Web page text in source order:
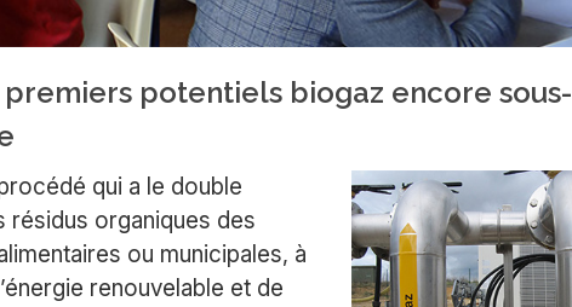
premiers potentiels biogaz encore sous-
qui a le double
résidus organiques des
ou municipales, à
renouvelable et de